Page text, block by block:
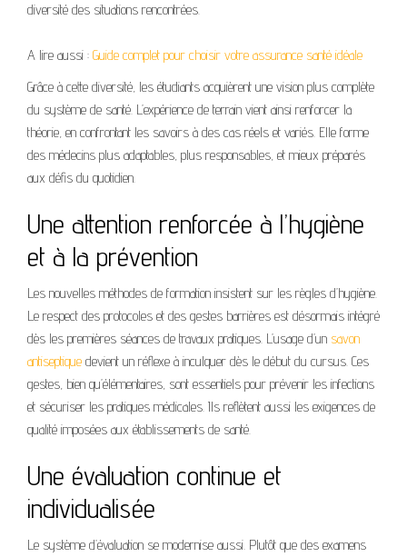
diversité des situations rencontrées.
A lire aussi : Guide complet pour choisir votre assurance santé idéale
Grâce à cette diversité, les étudiants acquièrent une vision plus complète
du système de santé. L’expérience de terrain vient ainsi renforcer la
théorie, en confrontant les savoirs à des cas réels et variés. Elle forme
des médecins plus adaptables, plus responsables, et mieux préparés
aux défis du quotidien.
Une attention renforcée à l’hygiène
et à la prévention
Les nouvelles méthodes de formation insistent sur les règles d’hygiène.
Le respect des protocoles et des gestes barrières est désormais intégré
dès les premières séances de travaux pratiques. L’usage d’un savon
antiseptique devient un réflexe à inculquer dès le début du cursus. Ces
gestes, bien qu’élémentaires, sont essentiels pour prévenir les infections
et sécuriser les pratiques médicales. Ils reflètent aussi les exigences de
qualité imposées aux établissements de santé.
Une évaluation continue et
individualisée
Le système d’évaluation se modernise aussi. Plutôt que des examens